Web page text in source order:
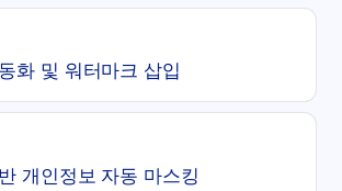
화 및 워터마크 삽입
개인정보 자동 마스킹